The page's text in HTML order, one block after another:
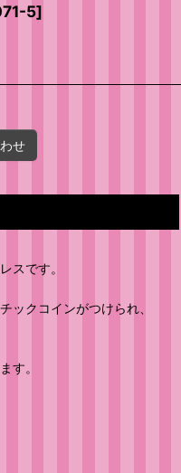
5]
せ
スです。
ックコインがつけられ、
す。